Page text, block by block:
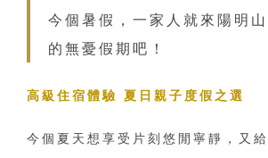
今個暑假，一家人就來陽明
的無憂假期吧！
高級住宿體驗 夏日親子度假之選
今個夏天想享受片刻悠閒寧靜，又